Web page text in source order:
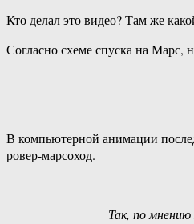
Кто делал это видео? Там же
Согласно схеме спуска на Марс,
В компьютерной анимации
ровер-марсоход.
Так, по